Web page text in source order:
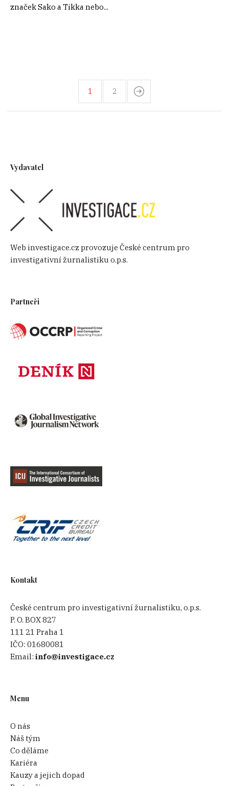
značek Sako a Tikka nebo...
1 2
Vydavatel
Web investigace.cz provozuje České centrum pro
investigativní žurnalistiku o.p.s.
Partneři
Kontakt
České centrum pro investigativní žurnalistiku, o.p.s.
P. O. BOX 827
111 21 Praha 1
IČO:01680081
Email:info@investigace.cz
Menu
O nás
Náš tým
Co děláme
Kariéra
Kauzy a jejich dopad